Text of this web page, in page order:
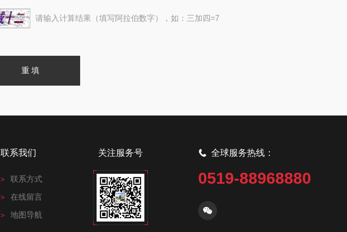
请输入计算结果（填写阿拉伯数字），如：三加四=7
联系我们
联系方式
在线留言
地图导航
关注服务号 全球服务热线：
0519-88968880